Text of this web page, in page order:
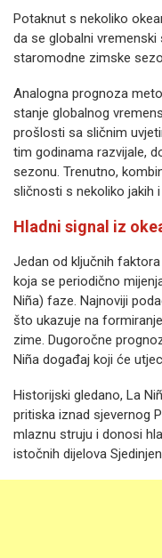
Potaknut s nekoliko
da se globalni
staromodne zimske
Analogna prognoza
stanje globalnog
prošlosti sa sličnim
tim godinama razvijale,
sezonu. Trenutno,
sličnosti s nekoliko jakih
Hladni signal iz
Jedan od ključnih faktora
koja se periodično
Niña) faze. Najnoviji
što ukazuje na
zime. Dugoročne
Niña događaj koji će
Historijski gledano, La
pritiska iznad sjevernog
mlaznu struju i donosi
istočnih dijelova